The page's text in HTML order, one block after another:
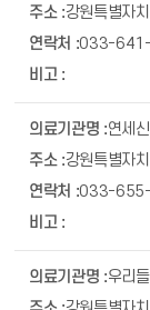
강원특별자
033-
연세
강원특별자
033-
우리